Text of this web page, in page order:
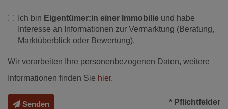
Ich bin Eigentümer:in einer Immobilie und habe
Interesse an Informationen zur Vermarktung (Beratung,
Marktüberblick oder Bewertung).
Wir verarbeiten Ihre personenbezogenen Daten, weitere
Informationen finden Sie hier.
Senden * Pflichtfelder